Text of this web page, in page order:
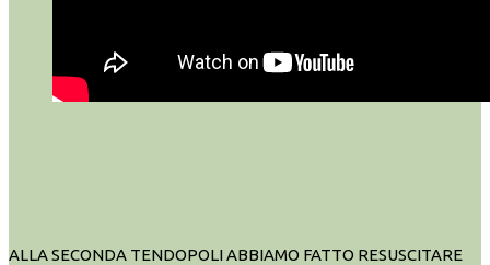
ALLA SECONDA TENDOPOLI ABBIAMO FATTO RESUSCITARE